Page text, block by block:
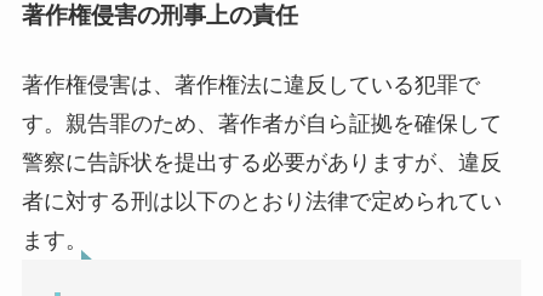
著作権侵害の刑事上の責任
著作権侵害は、著作権法に違反している犯罪で
す。親告罪のため、著作者が自ら証拠を確保して
警察に告訴状を提出する必要がありますが、違反
者に対する刑は以下のとおり法律で定められてい
ます。